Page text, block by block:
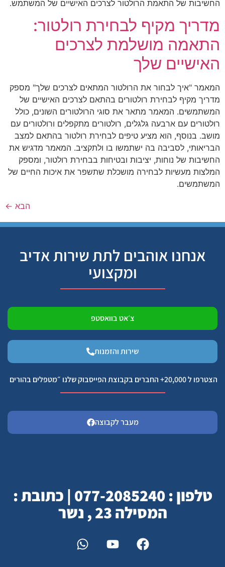
החשיבות של התאמת הרולטור לצרכים האישיים של המשתמש.
מדריך מקיף לבחירת רולטור:
התאמה מושלמת לצרכים
האישיים שלך
המאמר "איך לבחור את הרולטור המתאים לצרכים שלך" מספק
מדריך מקיף לבחירת רולטורים בהתאם לצרכים האישיים של
המשתמשים. המאמר מתאר את סוגי הרולטורים השונים, כולל
רולטורים עם ארבעה גלגלים, רולטורים מתקפלים ורולטורים עם
מושב. בנוסף, הוא מציע טיפים לבחירת רולטור בהתאם למצב
הבריאותי, לסביבה בה ישתמשו בו ולתקציב. המאמר מדגיש את
החשיבות של נוחות, יציבות ובטיחות בבחירת רולטור, ומספק
המלצות מעשיות לבחירה מושכלת שתשפר את איכות החיים של
המשתמשים.
הבא ←
אנחנו אוהבים לתת שירות אדיב
ומקצועי
צ׳אט בוואסטפ
שירות והזמנות
הצטרפו ל 20,000+ החברים בקבוצת הפייסבוק שלנו ״מטפלים בהורים
מעבר לקבוצה
טלפון : 077-2085240 | כתובת :
המסילה 23 , נשר